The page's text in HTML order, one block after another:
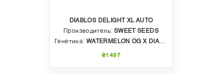
DIABLOS DELIGHT XL AUTO
Производитель: SWEET SEEDS
Генетика: WATERMELON OG X DIABLO ROJO XL AUTO
₴1497